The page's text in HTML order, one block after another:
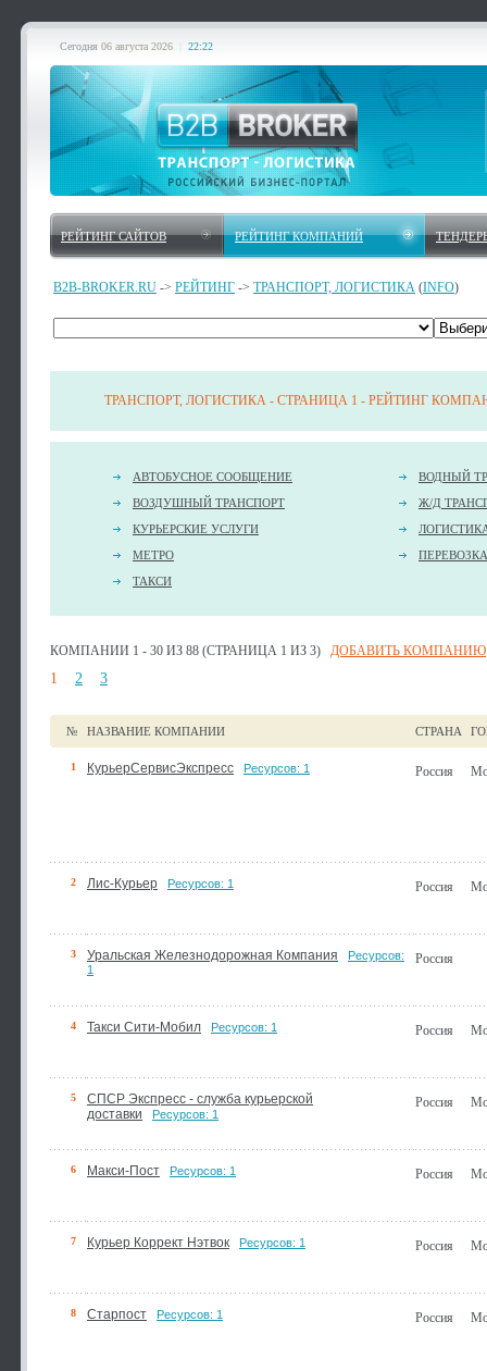
Сегодня 06 августа 2026 22:22
РЕЙТИНГ САЙТОВ РЕЙТИНГ КОМПАНИЙ
B2B-BROKER.RU -> РЕЙТИНГ -> ТРАНСПОРТ, ЛОГИСТИКА (INFO)
ТРАНСПОРТ, ЛОГИСТИКА - СТРАНИЦА 1 - РЕЙТИНГ
АВТОБУСНОЕ СООБЩЕНИЕ
ВОДНЫЙ
ВОЗДУШНЫЙ ТРАНСПОРТ
Ж/Д
КУРЬЕРСКИЕ УСЛУГИ
МЕТРО
ТАКСИ
КОМПАНИИ 1 - 30 ИЗ 88 (СТРАНИЦА 1 ИЗ 3) ДОБАВИТЬ КОМПАНИЮ
1 2 3
№ НАЗВАНИЕ КОМПАНИИ СТРАНА
1 КурьерСервисЭкспресс Ресурсов: 1 Россия
2 Лис-Курьер Ресурсов: 1 Россия
3 Уральская Железнодорожная Компания
Ресурсов:
1
Россия
4 Такси Сити-Мобил Ресурсов: 1 Россия
5
СПСР Экспресс - служба курьерской
доставки
Ресурсов: 1
Россия
6 Макси-Пост Ресурсов: 1 Россия
7 Курьер Коррект Нэтвок Ресурсов: 1 Россия
8 Старпост Ресурсов: 1 Россия